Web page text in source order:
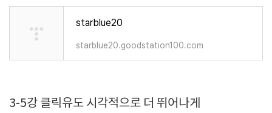
starblue20
starblue20.goodstation100.com
3-5강 클릭유도 시각적으로 더 뛰어나게